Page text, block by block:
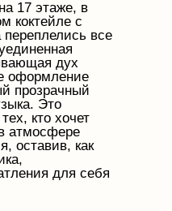
17 этаже, в
коктейле с
все
дух
оформление
прозрачный
Это
кто хочет
атмосфере
оставив, как
для себя